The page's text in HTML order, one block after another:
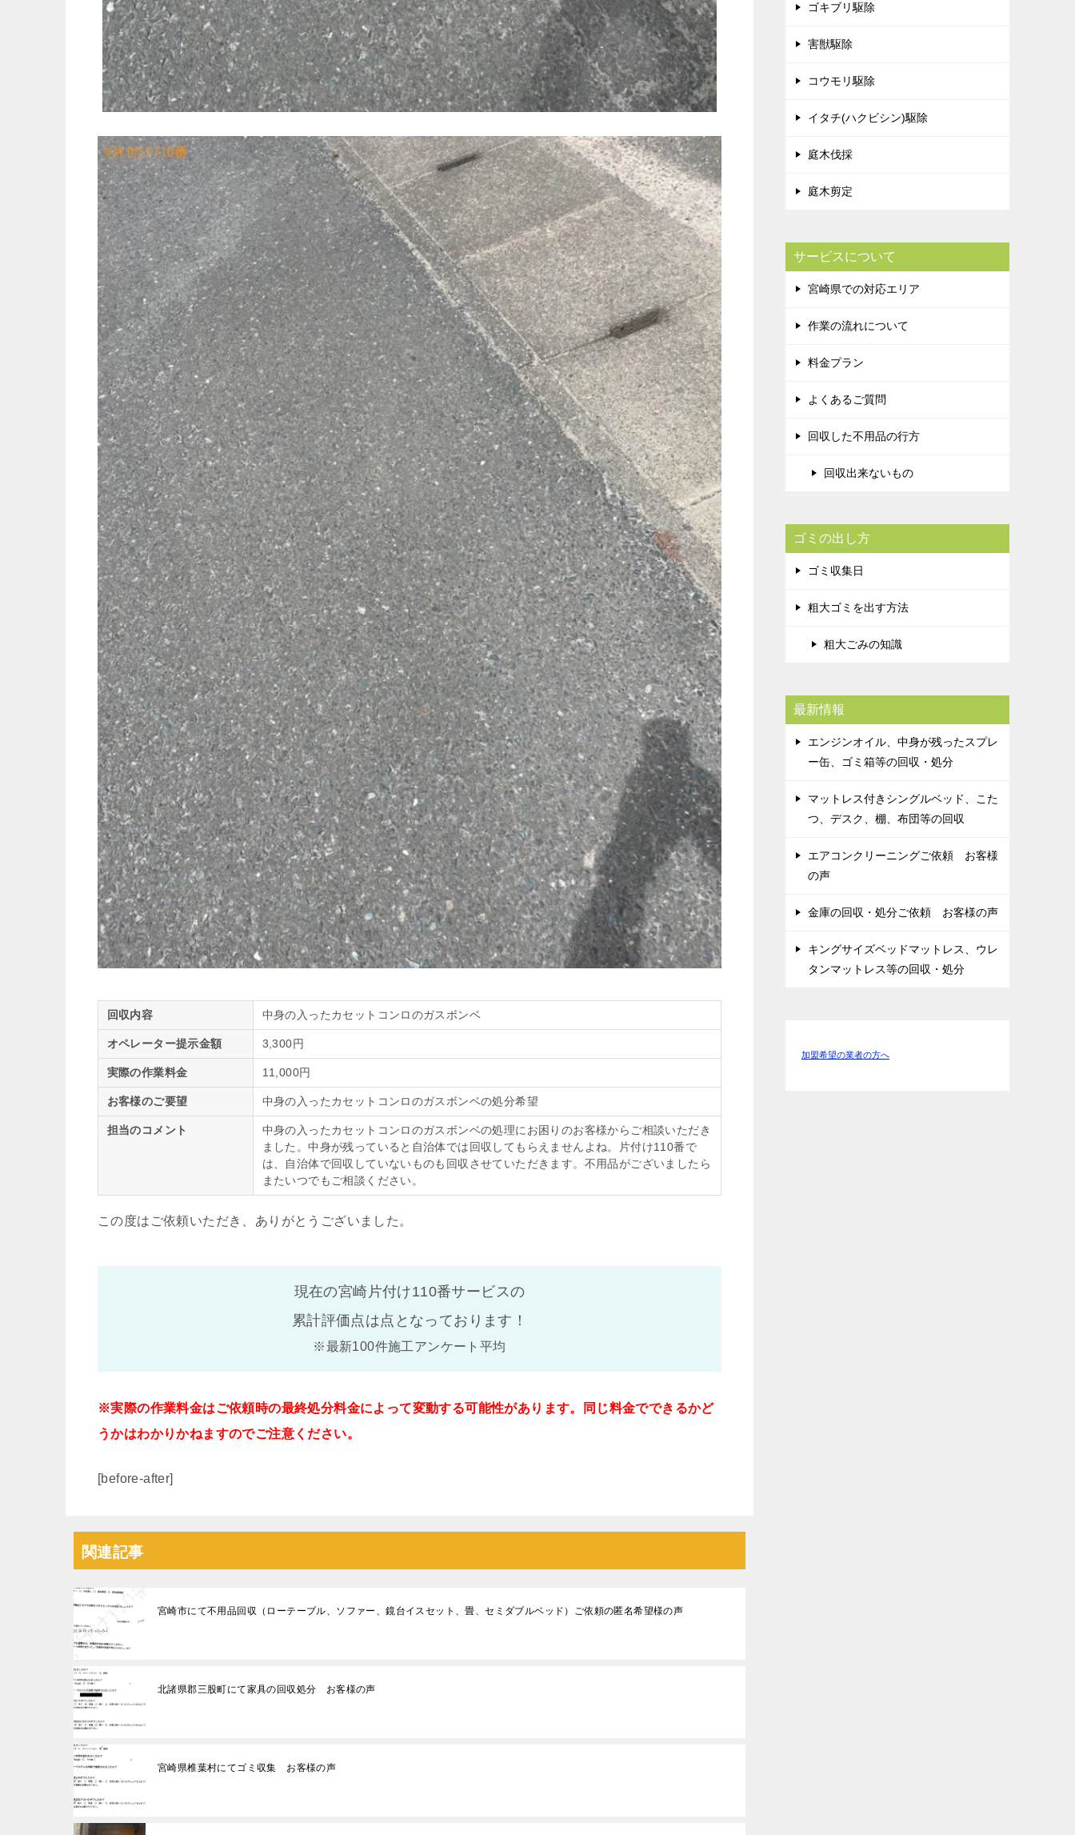
回収内容 中身の入ったカセットコンロのガスボンベ
オペレーター提示金額 3,300円
実際の作業料金 11,000円
お客様のご要望 中身の入ったカセットコンロのガスボンベの処分希望
担当のコメント
中身の入ったカセットコンロのガスボンベの処理にお困りのお客様からご相談いただき
ました。中身が残っていると自治体では回収してもらえませんよね。片付け110番で
は、自治体で回収していないものも回収させていただきます。不用品がございましたら
またいつでもご相談ください。
この度はご依頼いただき、ありがとうございました。
現在の宮崎片付け110番サービスの
累計評価点は点となっております！
※最新100件施工アンケート平均
※実際の作業料金はご依頼時の最終処分料金によって変動する可能性があります。同じ料金でできるかど
うかはわかりかねますのでご注意ください。
[before-after]
関連記事
宮崎市にて不用品回収（ローテーブル、ソファー、鏡台イスセット、畳、セミダブルベッド）ご依頼の匿名希望様の声
北諸県郡三股町にて家具の回収処分 お客様の声
宮崎県椎葉村にてゴミ収集 お客様の声
ゴキブリ駆除
害獣駆除
コウモリ駆除
イタチ(ハクビシン)駆除
庭木伐採
庭木剪定
サービスについて
宮崎県での対応エリア
作業の流れについて
料金プラン
よくあるご質問
回収した不用品の行方
回収出来ないもの
ゴミの出し方
ゴミ収集日
粗大ゴミを出す方法
粗大ごみの知識
最新情報
エンジンオイル、中身が残ったスプレ
ー缶、ゴミ箱等の回収・処分
マットレス付きシングルベッド、こた
つ、デスク、棚、布団等の回収
エアコンクリーニングご依頼 お客様
の声
金庫の回収・処分ご依頼 お客様の声
キングサイズベッドマットレス、ウレ
タンマットレス等の回収・処分
加盟希望の業者の方へ